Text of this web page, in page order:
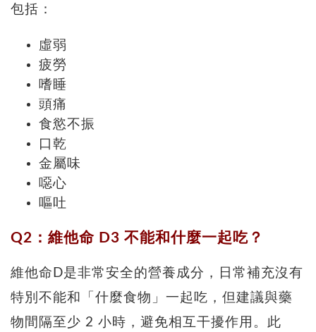
包括：
虛弱
疲勞
嗜睡
頭痛
食慾不振
口乾
金屬味
噁心
嘔吐
Q2：維他命 D3 不能和什麼一起吃？
維他命D是非常安全的營養成分，日常補充沒有
特別不能和「什麼食物」一起吃，但建議與藥
物間隔至少 2 小時，避免相互干擾作用。此